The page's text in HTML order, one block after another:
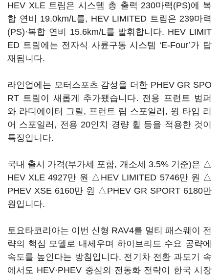
HEV XLE 트림은 시스템 총 출력 230마력(PS)에 복
합 연비 19.0km/L를, HEV LIMITED 트림은 239마력
(PS)·복합 연비 15.6km/L를 발휘합니다. HEV LIMIT
ED 트림에는 전자식 사륜구동 시스템 ‘E-Four’가 탑
재됩니다.
라인업에는 모터스포츠 감성을 더한 PHEV GR SPO
RT 트림이 새롭게 추가됐습니다. 전용 프런트 범퍼
와 라디에이터 그릴, 프런트 립 스포일러, 윙 타입 리
어 스포일러, 전용 20인치 경량 휠 등을 적용한 것이
특징입니다.
국내 출시 가격(부가세 포함, 개소세 3.5% 기준)은 △
HEV XLE 4927만 원 △HEV LIMITED 5746만 원 △
PHEV XSE 6160만 원 △PHEV GR SPORT 6180만
원입니다.
토요타코리아는 이번 신형 RAV4를 멀티 패스웨이 전
략의 핵심 모델로 내세우며 하이브리드 수요 공략에
속도를 높인다는 방침입니다. 전기차 전환 과도기 속
에서도 HEV·PHEV 중심의 전동화 전략이 한국 시장